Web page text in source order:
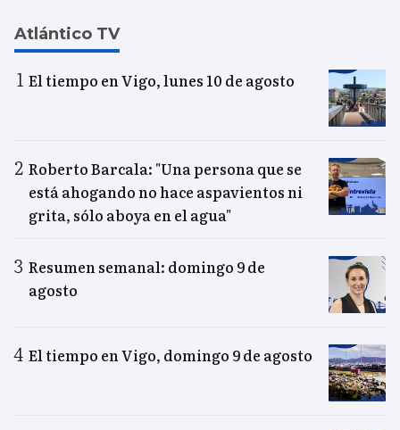
Atlántico TV
El tiempo en Vigo, lunes 10 de agosto
Roberto Barcala: "Una persona que se
está ahogando no hace aspavientos ni
grita, sólo aboya en el agua"
Resumen semanal: domingo 9 de
agosto
El tiempo en Vigo, domingo 9 de agosto